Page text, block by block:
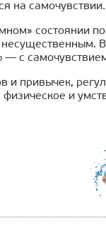
на самочувствии.
состоянии
— с
и привычек,
и